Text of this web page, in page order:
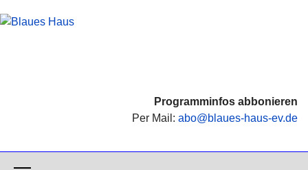
Programminfos abbonieren
Per Mail: abo@blaues-haus-ev.de